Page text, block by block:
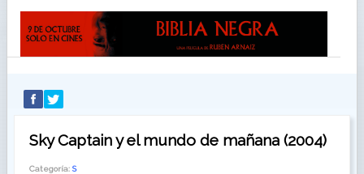
RECUÉRDEME
IDENTIFICARSE
Sky Captain y el mundo de mañana (2004)
Categoría: S